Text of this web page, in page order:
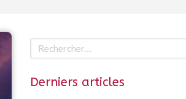
Rechercher
Derniers articles